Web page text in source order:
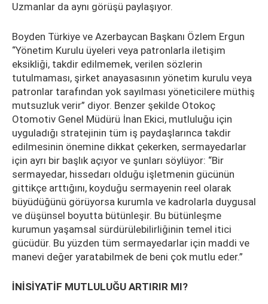
Uzmanlar da aynı görüşü paylaşıyor.
Boyden Türkiye ve Azerbaycan Başkanı Özlem Ergun
“Yönetim Kurulu üyeleri veya patronlarla iletişim
eksikliği, takdir edilmemek, verilen sözlerin
tutulmaması, şirket anayasasının yönetim kurulu veya
patronlar tarafından yok sayılması yöneticilere müthiş
mutsuzluk verir” diyor. Benzer şekilde Otokoç
Otomotiv Genel Müdürü İnan Ekici, mutluluğu için
uyguladığı stratejinin tüm iş paydaşlarınca takdir
edilmesinin önemine dikkat çekerken, sermayedarlar
için ayrı bir başlık açıyor ve şunları söylüyor: “Bir
sermayedar, hissedarı olduğu işletmenin gücünün
gittikçe arttığını, koyduğu sermayenin reel olarak
büyüdüğünü görüyorsa kurumla ve kadrolarla duygusal
ve düşünsel boyutta bütünleşir. Bu bütünleşme
kurumun yaşamsal sürdürülebilirliğinin temel itici
gücüdür. Bu yüzden tüm sermayedarlar için maddi ve
manevi değer yaratabilmek de beni çok mutlu eder.”
İNİSİYATİF MUTLULUĞU ARTIRIR MI?